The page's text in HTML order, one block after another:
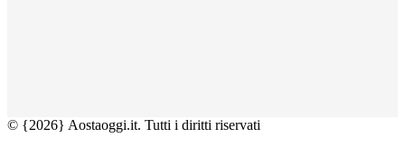
© {2026} Aostaoggi.it. Tutti i diritti riservati